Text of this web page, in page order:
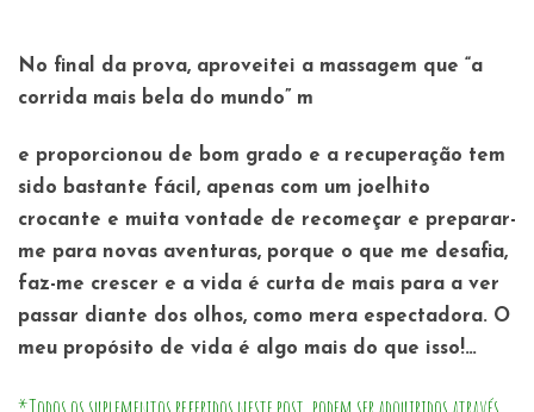
No final da prova, aproveitei a massagem que “a
corrida mais bela do mundo” m
e proporcionou de bom grado e a recuperação tem
sido bastante fácil, apenas com um joelhito
crocante e muita vontade de recomeçar e preparar-
me para novas aventuras, porque o que me desafia,
faz-me crescer e a vida é curta de mais para a ver
passar diante dos olhos, como mera espectadora. O
meu propósito de vida é algo mais do que isso!…